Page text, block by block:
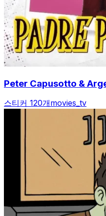
Peter Capusotto &
스티커 120개movies_tv